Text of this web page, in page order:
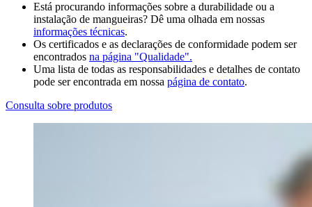
Está procurando informações sobre a durabilidade ou a
instalação de mangueiras? Dê uma olhada em nossas
informações técnicas.
Os certificados e as declarações de conformidade podem ser
encontrados na página "Qualidade".
Uma lista de todas as responsabilidades e detalhes de contato
pode ser encontrada em nossa página de contato.
Consulta sobre produtos